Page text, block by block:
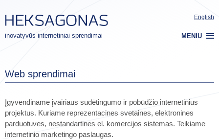
inovatyvūs internetiniai sprendimai
English
MENIU
Web sprendimai
Įgyvendiname įvairiaus sudėtingumo ir pobūdžio internetinius
projektus. Kuriame reprezentacines svetaines, elektronines
parduotuves, nestandartines el. komercijos sistemas. Teikiame
internetinio marketingo paslaugas.